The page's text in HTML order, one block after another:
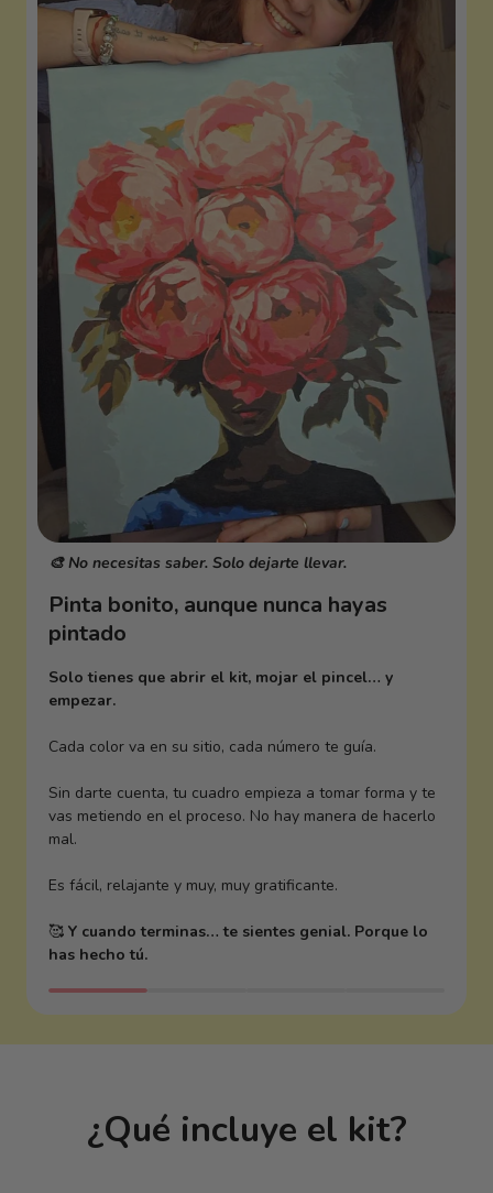
🎨 No necesitas saber. Solo dejarte llevar.
Pinta bonito, aunque nunca hayas
pintado
Solo tienes que abrir el kit, mojar el pincel… y
empezar.
Cada color va en su sitio, cada número te guía.
Sin darte cuenta, tu cuadro empieza a tomar forma y te
vas metiendo en el proceso. No hay manera de hacerlo
mal.
Es fácil, relajante y muy, muy gratificante.
🥰 Y cuando terminas… te sientes genial. Porque lo
has hecho tú.
¿Qué incluye el kit?